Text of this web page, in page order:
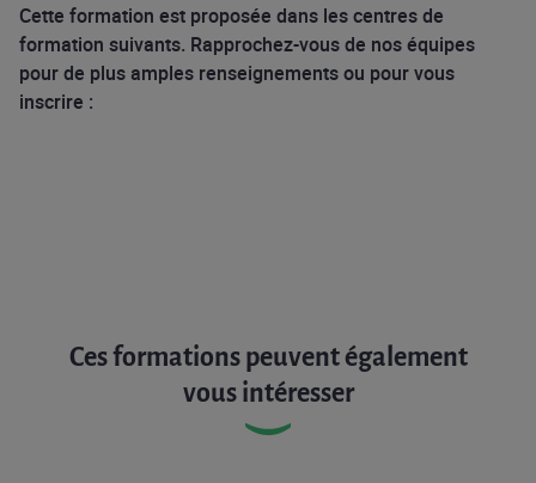
Cette formation est proposée dans les centres de
formation suivants. Rapprochez-vous de nos équipes
pour de plus amples renseignements ou pour vous
inscrire :
Ces formations peuvent également
vous intéresser